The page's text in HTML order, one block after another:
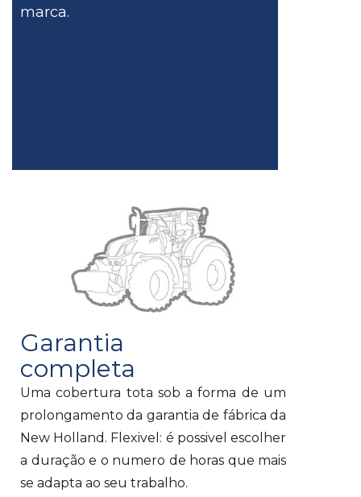
marca.
Garantia
completa
Uma cobertura tota sob a forma de um
prolongamento da garantia de fábrica da
New Holland. Flexivel: é possivel escolher
a duração e o numero de horas que mais
se adapta ao seu trabalho.